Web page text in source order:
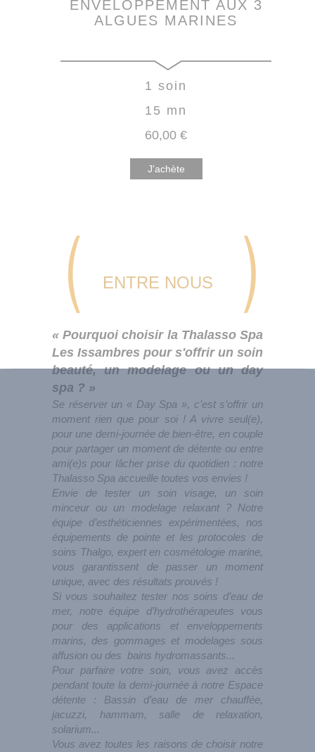
ENVELOPPEMENT AUX 3
ALGUES MARINES
1 soin
15 mn
60,00 €
J'achète
ENTRE NOUS
« Pourquoi choisir la Thalasso Spa
Les Issambres pour s'offrir un soin
beauté, un modelage ou un day
spa ? »
Se réserver un « Day Spa », c’est s’offrir un
moment rien que pour soi ! A vivre seul(e),
pour une demi-journée de bien-être, en couple
pour partager un moment de détente ou entre
ami(e)s pour lâcher prise du quotidien : notre
Thalasso Spa accueille toutes vos envies !
Envie de tester un soin visage, un soin
minceur ou un modelage relaxant ? Notre
équipe d’esthéticiennes expérimentées, nos
équipements de pointe et les protocoles de
soins Thalgo, expert en cosmétologie marine,
vous garantissent de passer un moment
unique, avec des résultats prouvés !
Si vous souhaitez tester nos soins d’eau de
mer, notre équipe d’hydrothérapeutes vous
pour des applications et enveloppements
marins, des gommages et modelages sous
affusion ou des bains hydromassants...
Pour parfaire votre soin, vous avez accès
pendant toute la demi-journée à notre Espace
détente : Bassin d’eau de mer chauffée,
jacuzzi, hammam, salle de relaxation,
solarium...
Vous avez toutes les raisons de choisir notre